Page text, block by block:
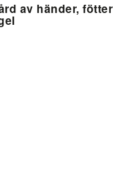
av händer, fötter